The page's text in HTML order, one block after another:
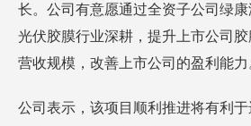
长。公司有意愿通过全资子公司绿
光伏胶膜行业深耕，提升上市公司
营收规模，改善上市公司的盈利能力
公司表示，该项目顺利推进将有利